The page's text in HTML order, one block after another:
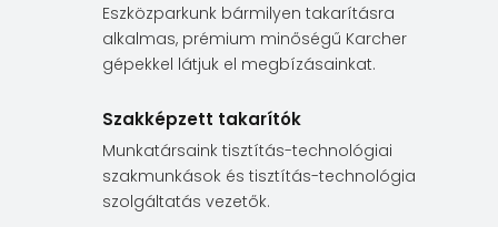
Eszközparkunk bármilyen takarításra
alkalmas, prémium minőségű Karcher
gépekkel látjuk el megbízásainkat.
Szakképzett takarítók
Munkatársaink tisztítás-technológiai
szakmunkások és tisztítás-technológia
szolgáltatás vezetők.